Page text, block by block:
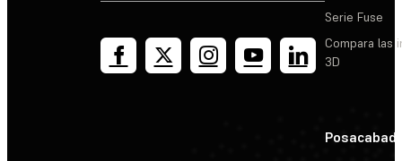
Serie Fuse
Compara las
3D